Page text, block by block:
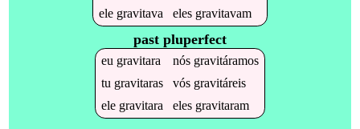
ele gravitava eles gravitavam
past pluperfect
eu gravitara nós gravitáramos
tu gravitaras vós gravitáreis
ele gravitara eles gravitaram